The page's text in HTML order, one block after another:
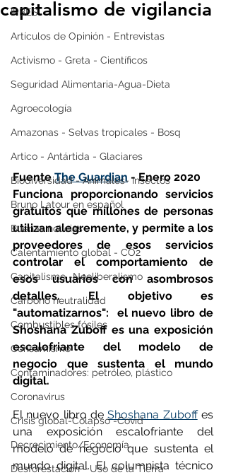
IPBES
Artículos de Opinión - Entrevistas
Activismo - Greta - Científicos
Seguridad Alimentaria-Agua-Dieta
Agroecología
Amazonas - Selvas tropicales - Bosq
Artico - Antártida - Glaciares
Biodiversidad - Animales- Insectos
Bruno Latour en español
Buenas noticias
Calentamiento global - CO2
Capitalismo -Neoliberalismo
Carbono neutralidad
Combustibles fósiles
Consumismo
Contaminadores: petróleo, plástico
Coronavirus
Crisis global-Colapso -Covid
Decrecimiento/Economía
Desforestación - Uso de la Tierra
capitalismo de vigilancia
Fuente The Guardian - Enero 2020
Funciona proporcionando servicios
gratuitos que millones de personas
utilizan alegremente, y permite a los
proveedores de esos servicios
controlar el comportamiento de
esos usuarios con asombrosos
detalles. El objetivo es
"automatizarnos":  el nuevo libro de
Shoshana Zuboff es una exposición
escalofriante del modelo de
negocio que sustenta el mundo
digital.
El nuevo libro de Shoshana Zuboff es
una exposición escalofriante del
modelo de negocio que sustenta el
mundo digital. El columnista técnico